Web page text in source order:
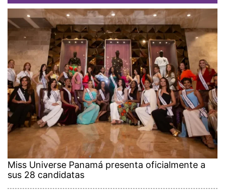
Miss Universe Panamá presenta oficialmente a
sus 28 candidatas